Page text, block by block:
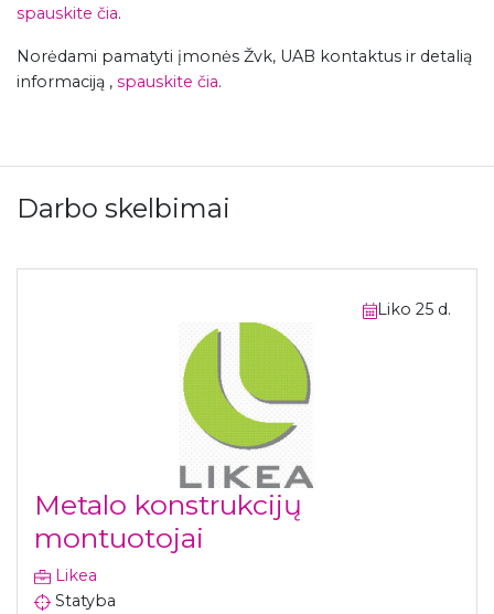
spauskite čia.
Norėdami pamatyti įmonės Žvk, UAB kontaktus ir detalią
informaciją , spauskite čia.
Darbo skelbimai
Liko 25 d.
Metalo konstrukcijų
montuotojai
Likea
Statyba